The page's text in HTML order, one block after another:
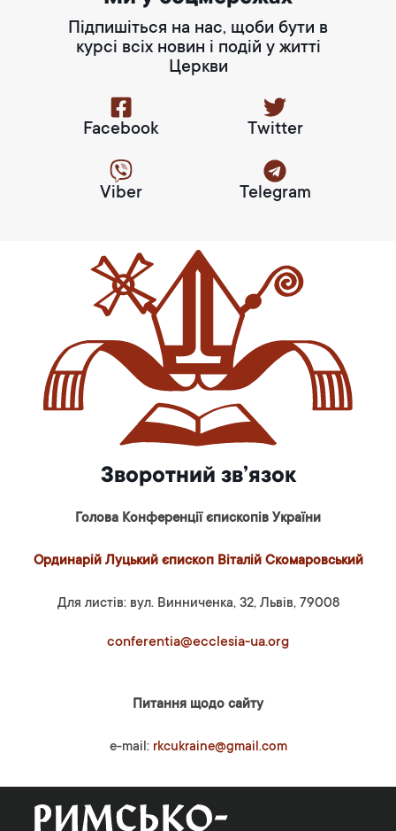
Підпишіться на нас, щоби бути в
курсі всіх новин і подій у житті
Церкви
Facebook Twitter
Viber Telegram
Зворотний зв’язок
Голова Конференції єпископів України
Ординарій Луцький єпископ Віталій Скомаровський
Для листів: вул. Винниченка, 32, Львів, 79008
conferentia@ecclesia-ua.org
Питання щодо сайту
e-mail: rkcukraine@gmail.com